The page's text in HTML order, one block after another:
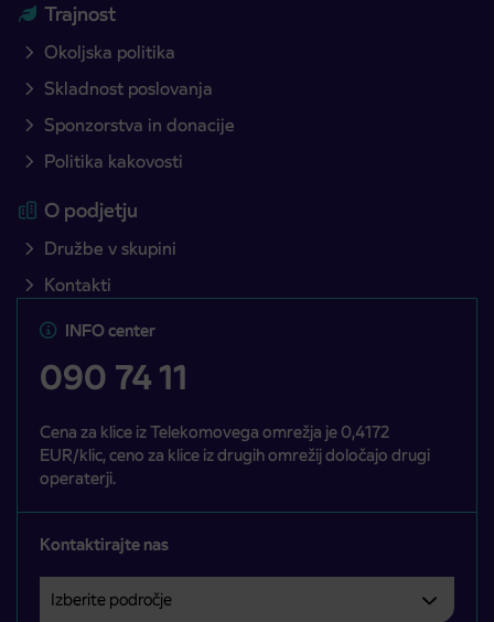
Trajnost
Okoljska politika
Skladnost poslovanja
Sponzorstva in donacije
Politika kakovosti
O podjetju
Družbe v skupini
Kontakti
INFO center
090 74 11
Cena za klice iz Telekomovega omrežja je 0,4172
EUR/klic, ceno za klice iz drugih omrežij določajo drugi
operaterji.
Kontaktirajte nas
Izberite področje
Področje je obvezno izbrati.